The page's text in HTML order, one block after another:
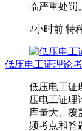
临严重处罚
2小时前 特
低压电工证理论
低压电工证
压电工证理
库量大、覆
频考点和答